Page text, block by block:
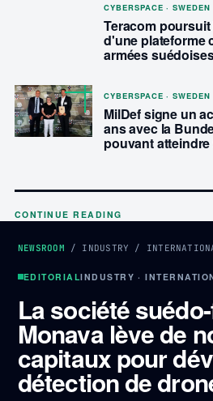
CYBERSPACE · SWEDEN
Teracom
d'une plateforme
armées
CYBERSPACE · SWEDEN
MilDef signe un
ans avec la
pouvant
CONTINUE READING
NEWSROOM / INDUSTRY /
EDITORIALINDUSTRY ·
La société
Monava lève de
capitaux pour
détection de